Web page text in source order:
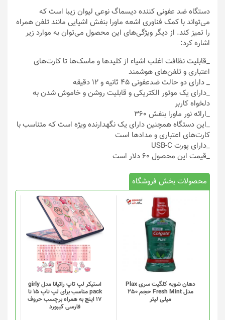
دستگاه ضد عفونی کننده دیسماگ نوعی لیوان زیبا است که
می‌تواند با کمک فناوری اشعه ماورا بنفش اشیایی مانند تلفن همراه
را تمیز کند. از دیگر ویژگی‌های این محصول می‌توان به موارد زیر
اشاره کرد:
_قابلیت نظافت اغلب اشیاء از کلید‌ها و ماسک‌ها تا کارت‌های
اعتباری و تلفن‌های هوشمند
_ دارای دو حالت ضدعفونی ۴۵ ثانیه و ۱۲ دقیقه
_دارای یک موتور الکتریکی و قابلیت روشن و خاموش شدن به
دلخواه کاربر
_ارائه نور ماورا بنفش ۳۶۰
_این دستگاه همچنین دارای یک نگهدارنده ویژه است که متناسب با
کارت‌های اعتباری و مداد‌ها است
_دارای پورت USB-C
_قیمت این محصول ۶۰ دلار است
محصولات بخش فروشگاه
دهان شویه کلگیت سری Plax
مدل Fresh Mint حجم 250
میلی لیتر
استیکر لپ تاپ راتیانا مدل girly
pack مناسب برای لپ تاپ 15 تا
17 اینچ به همراه برچسب حروف
فارسی کیبورد